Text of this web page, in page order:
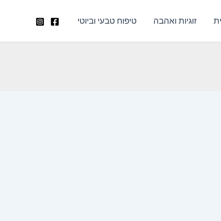
זוגיות ואהבה טיפוח טבעי וביוטי